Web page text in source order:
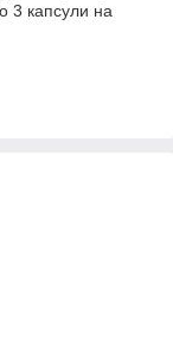
3 капсули на